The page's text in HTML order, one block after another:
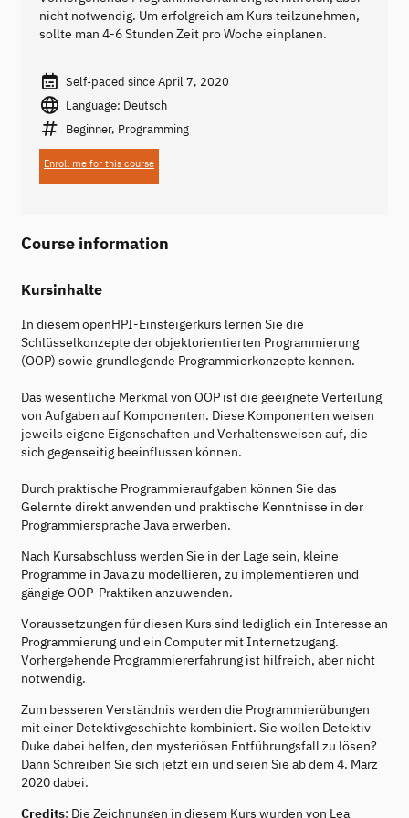
nicht notwendig. Um erfolgreich am Kurs teilzunehmen,
sollte man 4-6 Stunden Zeit pro Woche einplanen.
Self-paced since April 7, 2020
Language: Deutsch
Beginner, Programming
Enroll me for this course
Course information
Kursinhalte
In diesem openHPI-Einsteigerkurs lernen Sie die
Schlüsselkonzepte der objektorientierten Programmierung
(OOP) sowie grundlegende Programmierkonzepte kennen.
Das wesentliche Merkmal von OOP ist die geeignete Verteilung
von Aufgaben auf Komponenten. Diese Komponenten weisen
jeweils eigene Eigenschaften und Verhaltensweisen auf, die
sich gegenseitig beeinflussen können.
Durch praktische Programmieraufgaben können Sie das
Gelernte direkt anwenden und praktische Kenntnisse in der
Programmiersprache Java erwerben.
Nach Kursabschluss werden Sie in der Lage sein, kleine
Programme in Java zu modellieren, zu implementieren und
gängige OOP-Praktiken anzuwenden.
Voraussetzungen für diesen Kurs sind lediglich ein Interesse an
Programmierung und ein Computer mit Internetzugang.
Vorhergehende Programmiererfahrung ist hilfreich, aber nicht
notwendig.
Zum besseren Verständnis werden die Programmierübungen
mit einer Detektivgeschichte kombiniert. Sie wollen Detektiv
Duke dabei helfen, den mysteriösen Entführungsfall zu lösen?
Dann Schreiben Sie sich jetzt ein und seien Sie ab dem 4. März
2020 dabei.
Credits: Die Zeichnungen in diesem Kurs wurden von Lea